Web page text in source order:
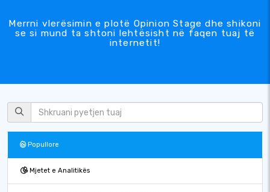
Merrni vlerësimin e plotë Opinion Stage dhe shikoni
se si mund ta shtoni lehtësisht në faqen tuaj të
internetit!
Popullore
Mjetet e Analitikës